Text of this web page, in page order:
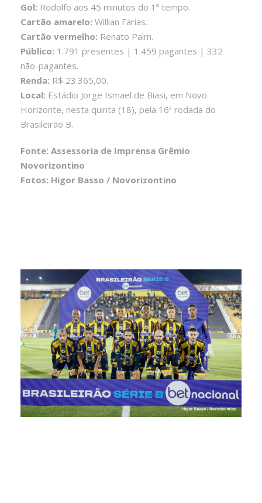
Gol: Rodolfo aos 45 minutos do 1º tempo.
Cartão amarelo: Willian Farias.
Cartão vermelho: Renato Palm.
Público: 1.791 presentes | 1.459 pagantes | 332
não-pagantes.
Renda: R$ 23.365,00.
Local: Estádio Jorge Ismael de Biasi, em Novo
Horizonte, nesta quinta (18), pela 16ª rodada do
Brasileirão B.
Fonte: Assessoria de Imprensa Grêmio
Novorizontino
Fotos: Higor Basso / Novorizontino